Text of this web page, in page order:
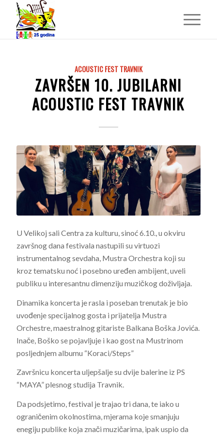
ACOUSTIC FEST TRAVNIK
ZAVRŠEN 10. JUBILARNI
ACOUSTIC FEST TRAVNIK
U Velikoj sali Centra za kulturu, sinoć 6.10., u okviru
završnog dana festivala nastupili su virtuozi
instrumentalnog sevdaha, Mustra Orchestra koji su
kroz tematsku noć i posebno uređen ambijent, uveli
publiku u interesantnu dimenziju muzičkog doživljaja.
Dinamika koncerta je rasla i poseban trenutak je bio
uvođenje specijalnog gosta i prijatelja Mustra
Orchestre, maestralnog gitariste Balkana Boška Jovića.
Inače, Boško se pojavljuje i kao gost na Mustrinom
posljednjem albumu “Koraci/Steps”
Završnicu koncerta uljepšalje su dvije balerine iz PS
“MAYA” plesnog studija Travnik.
Da podsjetimo, festival je trajao tri dana, te iako u
ograničenim okolnostima, mjerama koje smanjuju
enegiju publike koja znači muzičarima, ipak uspio da